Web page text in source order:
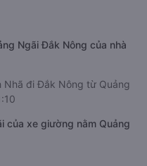
Ngãi Đắk Nông của nhà
Nhã đi Đắk Nông từ Quảng
của xe giường nằm Quảng